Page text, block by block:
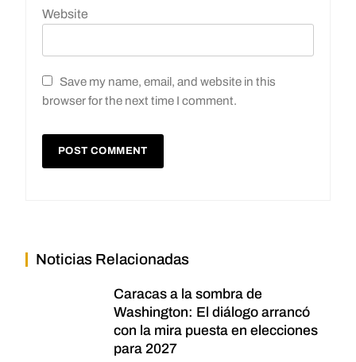
Website
Save my name, email, and website in this
browser for the next time I comment.
Noticias Relacionadas
Caracas a la sombra de
Washington: El diálogo arrancó
con la mira puesta en elecciones
para 2027